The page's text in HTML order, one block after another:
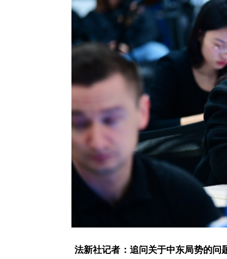
法新社记者：追问关于中东局势的问